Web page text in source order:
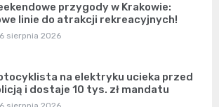
przygody w Krakowie:
linie do atrakcji rekreacyjnych!
6 sierpnia 2026
na elektryku ucieka przed
i dostaje 10 tys. zł mandatu